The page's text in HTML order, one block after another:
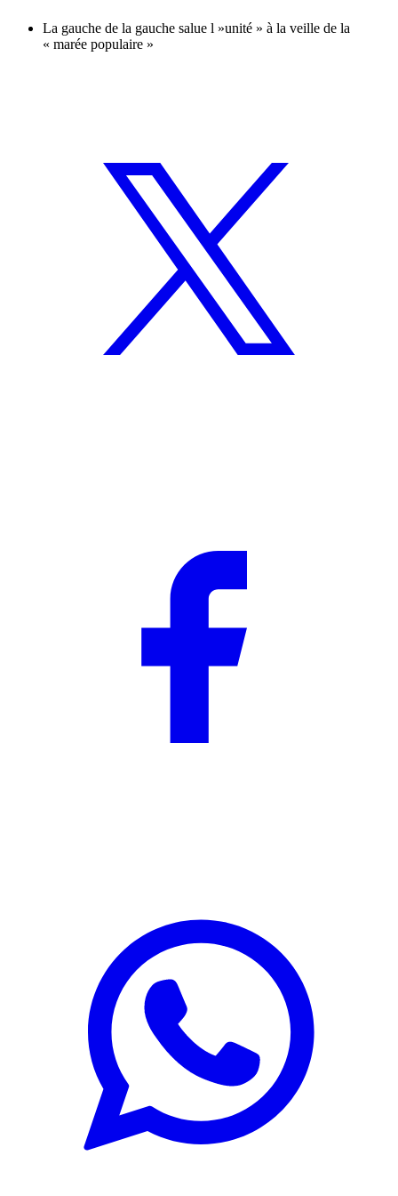
La gauche de la gauche salue l »unité » à la veille de la
« marée populaire »